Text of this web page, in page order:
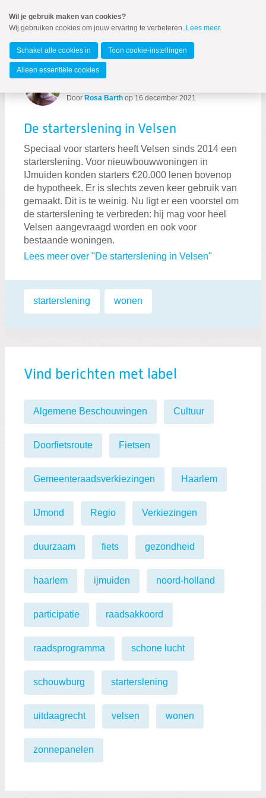
naar
Spring
de
inhoud
Spring
naar
hoofdmenu
IJmond
MENU
Zoeken:
Zoeken
Door Rosa Barth op 16 december 2021
De starterslening in Velsen
Speciaal voor starters heeft Velsen sinds 2014 een
starterslening. Voor nieuwbouwwoningen in
IJmuiden konden starters €20.000 lenen bovenop
de hypotheek. Er is slechts zeven keer gebruik van
gemaakt. Dit is te weinig. Nu ligt er een voorstel om
de starterslening te verbreden: hij mag voor heel
Velsen aangevraagd worden en ook voor
bestaande woningen.
Lees meer over "De starterslening in Velsen"
starterslening wonen
Vind berichten met label
Algemene Beschouwingen Cultuur
Doorfietsroute Fietsen
Gemeenteraadsverkiezingen Haarlem
IJmond Regio Verkiezingen
duurzaam fiets gezondheid
haarlem ijmuiden noord-holland
participatie raadsakkoord
raadsprogramma schone lucht
schouwburg starterslening
uitdaagrecht velsen wonen
zonnepanelen
Wil je gebruik maken van cookies?
Wij gebruiken cookies om jouw ervaring te verbeteren. Lees meer.
Schakel alle cookies in Toon cookie-instellingen
Alleen essentiële cookies